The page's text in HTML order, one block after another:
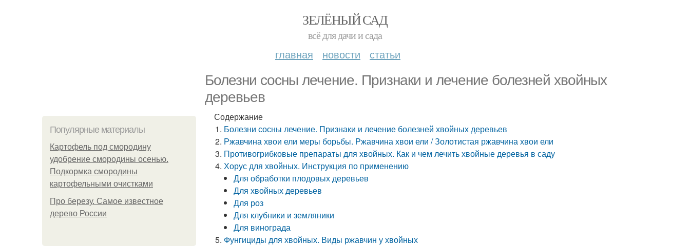
ЗЕЛЁНЫЙ САД
всё для дачи и сада
главная новости статьи
Болезни сосны лечение. Признаки и лечение болезней хвойных
деревьев
Популярные материалы
Картофель под смородину
удобрение смородины осенью.
Подкормка смородины
картофельными очистками
Про березу. Самое известное
дерево России
Содержание
Болезни сосны лечение. Признаки и лечение болезней хвойных деревьев
Ржавчина хвои ели меры борьбы. Ржавчина хвои ели / Золотистая ржавчина хвои ели
Противогрибковые препараты для хвойных. Как и чем лечить хвойные деревья в саду
Хорус для хвойных. Инструкция по применению
Для обработки плодовых деревьев
Для хвойных деревьев
Для роз
Для клубники и земляники
Для винограда
Фунгициды для хвойных. Виды ржавчин у хвойных